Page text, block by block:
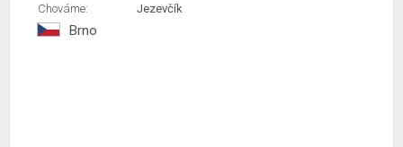
Chováme:
Jezevčík
Brno